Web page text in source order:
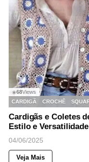
◉68Views
CARDIGÃ
CROCHÊ
Cardigãs e Coletes
Estilo e Versatilidade
04/06/2025
Veja Mais